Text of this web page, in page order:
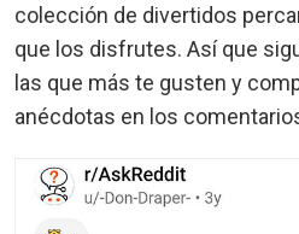
colección de divertidos
que los disfrutes. Así que
las que más te gusten y
anécdotas en los